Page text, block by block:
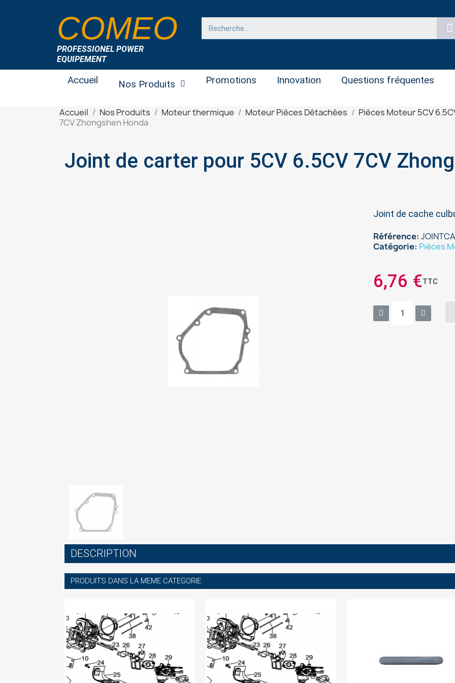
COMEO
PROFESSIONEL POWER
EQUIPEMENT
Accueil Nos Produits Promotions Innovation Questions fréquentes
Accueil Nos Produits Moteur thermique Moteur Pièces Détachées
Pièces Moteur 5CV
7CV Zhongshen Honda
Joint de carter pour 5CV 6.5CV 7CV
Joint de cache
Référence
Catégorie Pièces
6,76 €TTC
DESCRIPTION
PRODUITS DANS LA MEME CATEGORIE
You need to be logged in to save products in your wish list.